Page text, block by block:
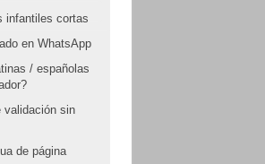
infantiles cortas
en WhatsApp
/ españolas
validación sin
de página